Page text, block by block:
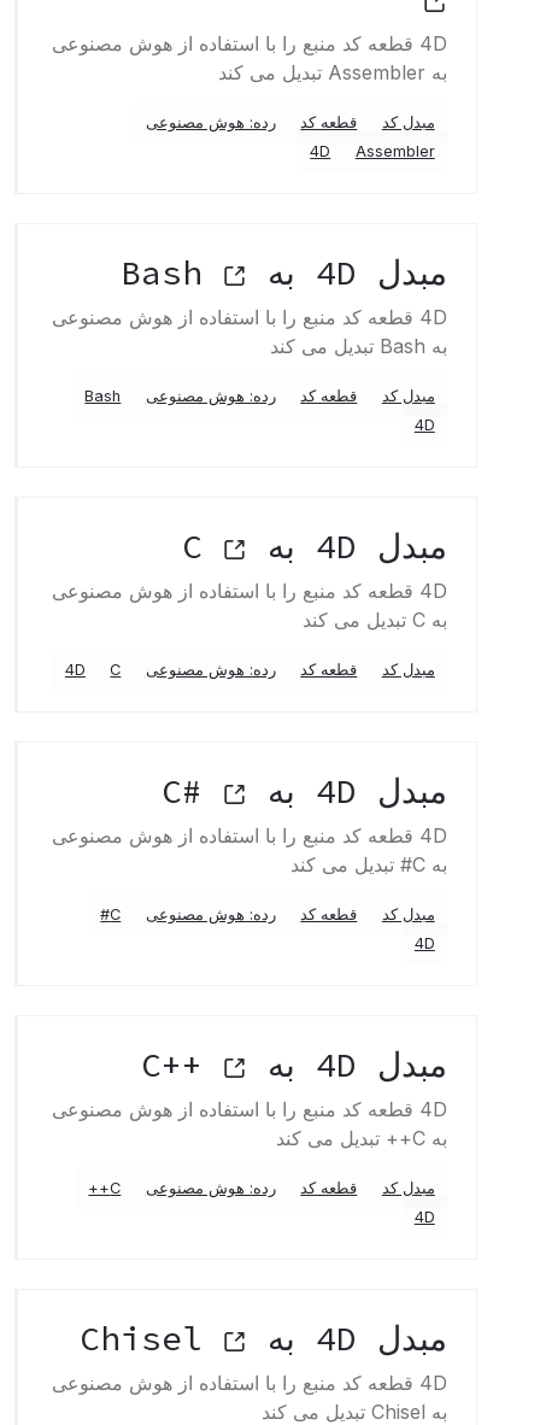
4D قطعه کد منبع را با استفاده از هوش مصنوعی
به Assembler تبدیل می کند
مبدل کد قطعه کد
رده: هوش مصنوعی
Assembler
4D
مبدل 4D به Bash
4D قطعه کد منبع را با استفاده از هوش مصنوعی
به Bash تبدیل می کند
مبدل کد قطعه کد رده: هوش مصنوعی
Bash
4D
مبدل 4D به C
4D قطعه کد منبع را با استفاده از هوش مصنوعی
به C تبدیل می کند
مبدل کد قطعه کد رده: هوش مصنوعی C
4D
مبدل 4D به C#
4D قطعه کد منبع را با استفاده از هوش مصنوعی
به C# تبدیل می کند
مبدل کد قطعه کد رده: هوش مصنوعی
C#
4D
مبدل 4D به C++
4D قطعه کد منبع را با استفاده از هوش مصنوعی
به C++ تبدیل می کند
مبدل کد قطعه کد رده: هوش مصنوعی
C++
4D
مبدل 4D به Chisel
4D قطعه کد منبع را با استفاده از هوش مصنوعی
به Chisel تبدیل می کند